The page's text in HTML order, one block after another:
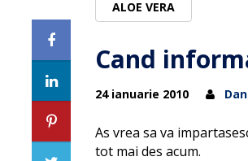
ALOE VERA
Cand
24 ianuarie 2010
As vrea sa va
tot mai des acum.